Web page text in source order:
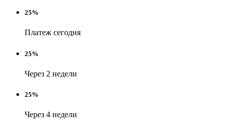
25%
Платеж сегодня
25%
Через 2 недели
25%
Через 4 недели